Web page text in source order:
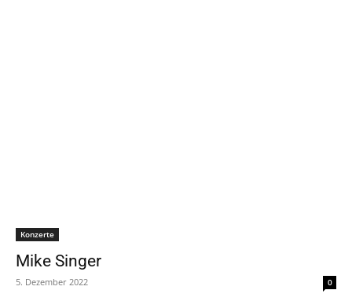
Konzerte
Mike Singer
5. Dezember 2022 0